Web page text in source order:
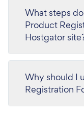
What steps
Product
Hostgator
Why should I